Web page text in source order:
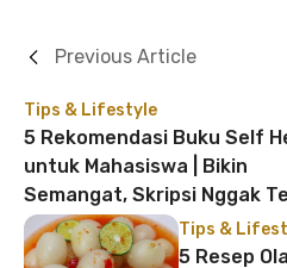
Tips & Lifestyle
5 Rekomendasi Buku Self
untuk Mahasiswa | Bikin
Semangat, Skripsi Nggak
Previous Article
Tips &
5 Resep